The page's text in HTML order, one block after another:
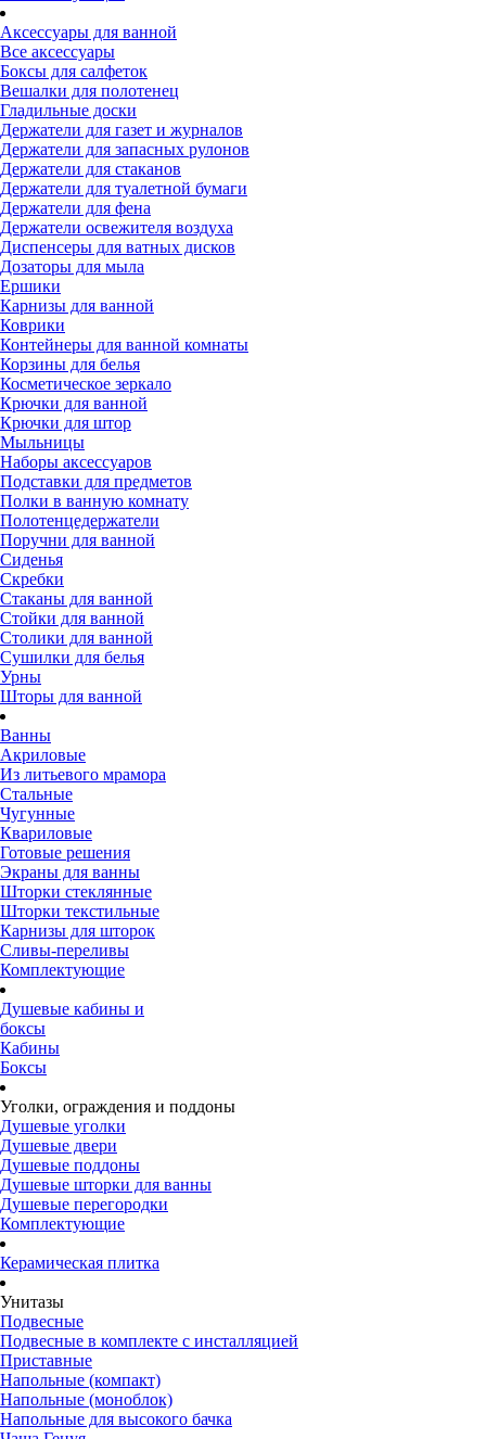
Аксессуары для ванной
Все аксессуары
Боксы для салфеток
Вешалки для полотенец
Гладильные доски
Держатели для газет и журналов
Держатели для запасных рулонов
Держатели для стаканов
Держатели для туалетной бумаги
Держатели для фена
Держатели освежителя воздуха
Диспенсеры для ватных дисков
Дозаторы для мыла
Ершики
Карнизы для ванной
Коврики
Контейнеры для ванной комнаты
Корзины для белья
Косметическое зеркало
Крючки для ванной
Крючки для штор
Мыльницы
Наборы аксессуаров
Подставки для предметов
Полки в ванную комнату
Полотенцедержатели
Поручни для ванной
Сиденья
Скребки
Стаканы для ванной
Стойки для ванной
Столики для ванной
Сушилки для белья
Урны
Шторы для ванной
Ванны
Акриловые
Из литьевого мрамора
Стальные
Чугунные
Квариловые
Готовые решения
Экраны для ванны
Шторки стеклянные
Шторки текстильные
Карнизы для шторок
Сливы-переливы
Комплектующие
Душевые кабины и
боксы
Кабины
Боксы
Уголки, ограждения и поддоны
Душевые уголки
Душевые двери
Душевые поддоны
Душевые шторки для ванны
Душевые перегородки
Комплектующие
Керамическая плитка
Унитазы
Подвесные
Подвесные в комплекте с инсталляцией
Приставные
Напольные (компакт)
Напольные (моноблок)
Напольные для высокого бачка